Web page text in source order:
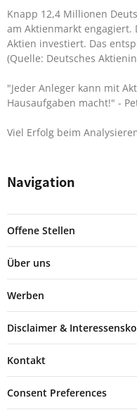
Knapp 12,4 Millionen
am Aktienmarkt engagiert.
Aktien investiert. Das
(Quelle: Deutsches
"Jeder Anleger kann mit
Hausaufgaben macht!" -
Viel Erfolg beim
Navigation
Offene Stellen
Über uns
Werben
Disclaimer &
Kontakt
Consent Preferences